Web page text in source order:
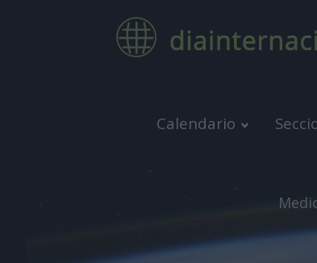
Calendario